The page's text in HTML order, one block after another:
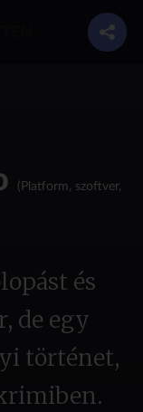
(Platform, szoftver,
és
de egy
történet,